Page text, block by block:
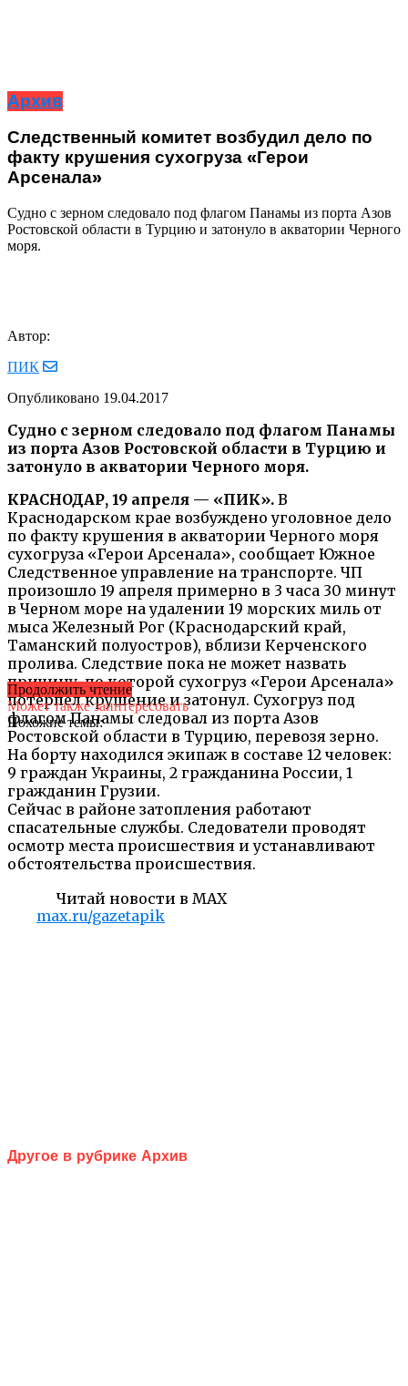
Архив
Следственный комитет возбудил дело по
факту крушения сухогруза «Герои
Арсенала»
Судно с зерном следовало под флагом Панамы из порта Азов
Ростовской области в Турцию и затонуло в акватории Черного
моря.
Автор:
ПИК
Опубликовано 19.04.2017
Судно с зерном следовало под флагом Панамы
из порта Азов Ростовской области в Турцию и
затонуло в акватории Черного моря.
КРАСНОДАР, 19 апреля — «ПИК». В
Краснодарском крае возбуждено уголовное дело
по факту крушения в акватории Черного моря
сухогруза «Герои Арсенала», сообщает Южное
Следственное управление на транспорте. ЧП
произошло 19 апреля примерно в 3 часа 30 минут
в Черном море на удалении 19 морских миль от
мыса Железный Рог (Краснодарский край,
Таманский полуостров), вблизи Керченского
пролива. Следствие пока не может назвать
причину, по которой сухогруз «Герои Арсенала»
потерпел крушение и затонул. Сухогруз под
флагом Панамы следовал из порта Азов
Ростовской области в Турцию, перевозя зерно.
На борту находился экипаж в составе 12 человек:
9 граждан Украины, 2 гражданина России, 1
гражданин Грузии.
Сейчас в районе затопления работают
спасательные службы. Следователи проводят
осмотр места происшествия и устанавливают
обстоятельства происшествия.
Читай новости в MAX
max.ru/gazetapik
Продолжить чтение
Может также заинтересовать
Похожие темы:
Другое в рубрике Архив